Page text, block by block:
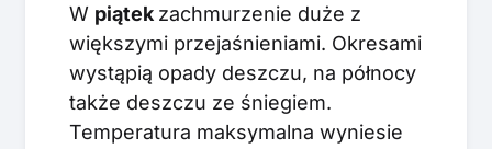
W piątek zachmurzenie duże z
większymi przejaśnieniami. Okresami
wystąpią opady deszczu, na północy
także deszczu ze śniegiem.
Temperatura maksymalna wyniesie